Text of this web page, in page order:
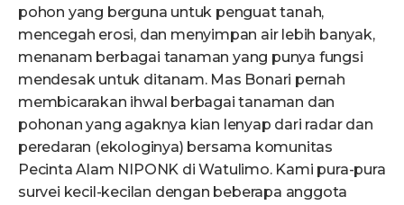
pohon yang berguna untuk penguat tanah,
mencegah erosi, dan menyimpan air lebih banyak,
menanam berbagai tanaman yang punya fungsi
mendesak untuk ditanam. Mas Bonari pernah
membicarakan ihwal berbagai tanaman dan
pohonan yang agaknya kian lenyap dari radar dan
peredaran (ekologinya) bersama komunitas
Pecinta Alam NIPONK di Watulimo. Kami pura-pura
survei kecil-kecilan dengan beberapa anggota